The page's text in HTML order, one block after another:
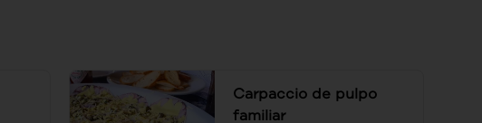
Carpaccio de pulpo
familiar